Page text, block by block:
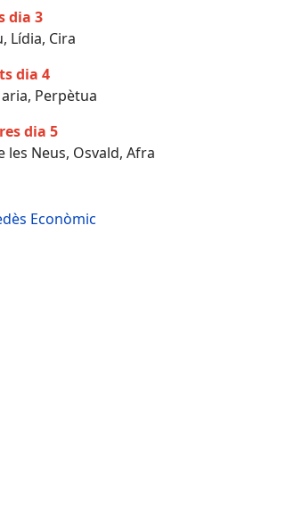
dia 3
Lídia, Cira
dia 4
Perpètua
dia 5
les Neus, Osvald, Afra